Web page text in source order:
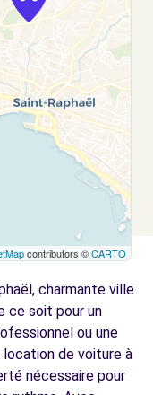
contributors ©CARTO
charmante ville
ce soit pour un
ou une
de voiture à
nécessaire pour